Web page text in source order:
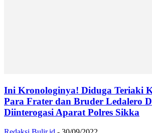
Ini Kronologinya! Diduga Teriaki
Para Frater dan Bruder Ledalero
Diinterogasi Aparat Polres Sikka